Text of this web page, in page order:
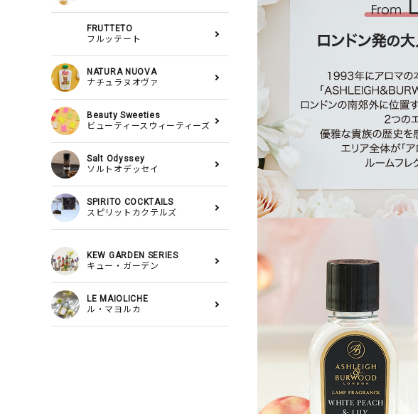
FRUTTETO
フルッテート
NATURA NUOVA
ナチュラヌオヴァ
Beauty Sweeties
ビューティースウィーティーズ
Salt Odyssey
ソルトオデッセイ
SPIRITO COCKTAILS
スピリットカクテルズ
KEW GARDEN SERIES
キュー・ガーデン
LE MAIOLICHE
ル・マヨルカ